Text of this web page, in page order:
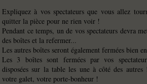
Expliquez à vos spectateurs que vous allez
quitter la pièce pour ne rien voir !
Pendant ce temps, un de vos spectateurs devra
des boîtes et la refermer...
Les autres boîtes seront également fermées bien
Les 3 boîtes sont fermées par vos
disposées sur la table les une à côté des
votre galet, votre porte-bonheur !